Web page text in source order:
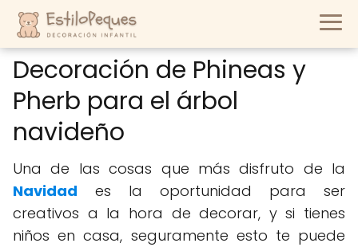
Decoración de Phineas y
Pherb para el árbol
navideño
Una de las cosas que más disfruto de la
Navidad es la oportunidad para ser
creativos a la hora de decorar, y si tienes
niños en casa, seguramente esto te puede